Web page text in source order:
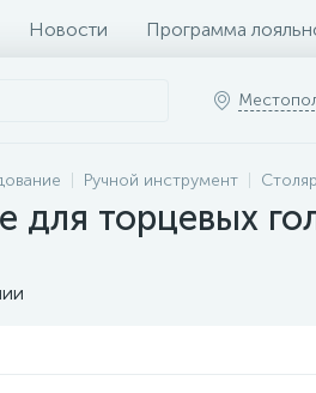
Новости Программа
Ручной инструмент
торцевых